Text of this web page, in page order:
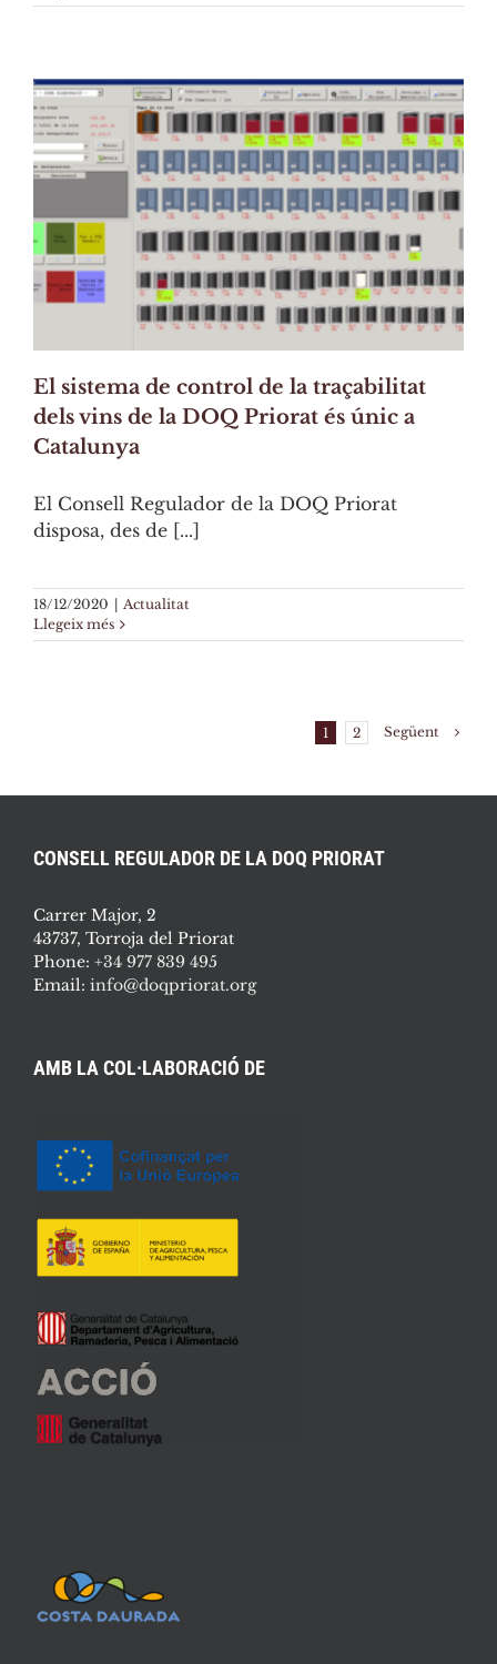
El sistema de control de la traçabilitat
dels vins de la DOQ Priorat és únic a
Catalunya
El Consell Regulador de la DOQ Priorat
disposa, des de [...]
18/12/2020 | Actualitat
Llegeix més
1 2 Següent
CONSELL REGULADOR DE LA DOQ PRIORAT
Carrer Major, 2
43737, Torroja del Priorat
Phone: +34 977 839 495
Email: info@doqpriorat.org
AMB LA COL·LABORACIÓ DE